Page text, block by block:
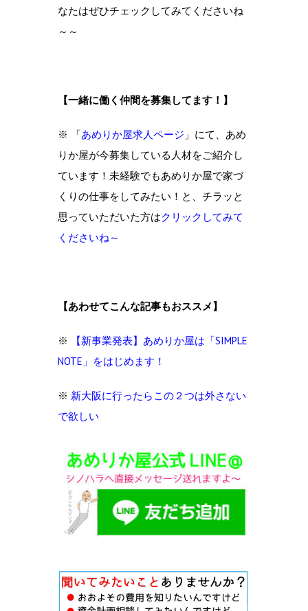
なたはぜひチェックしてみてくださいね
～～
【一緒に働く仲間を募集してます！】
※ 「あめりか屋求人ページ 」にて、あめ
りか屋が今募集している人材をご紹介し
ています！未経験でもあめりか屋で家づ
くりの仕事をしてみたい！と、チラッと
思っていただいた方はクリックしてみて
くださいね～
【あわせてこんな記事もおススメ】
※
【新事業発表】あめりか屋は「SIMPLE
NOTE」をはじめます！
※ 新大阪に行ったらこの２つは外さない
で欲しい